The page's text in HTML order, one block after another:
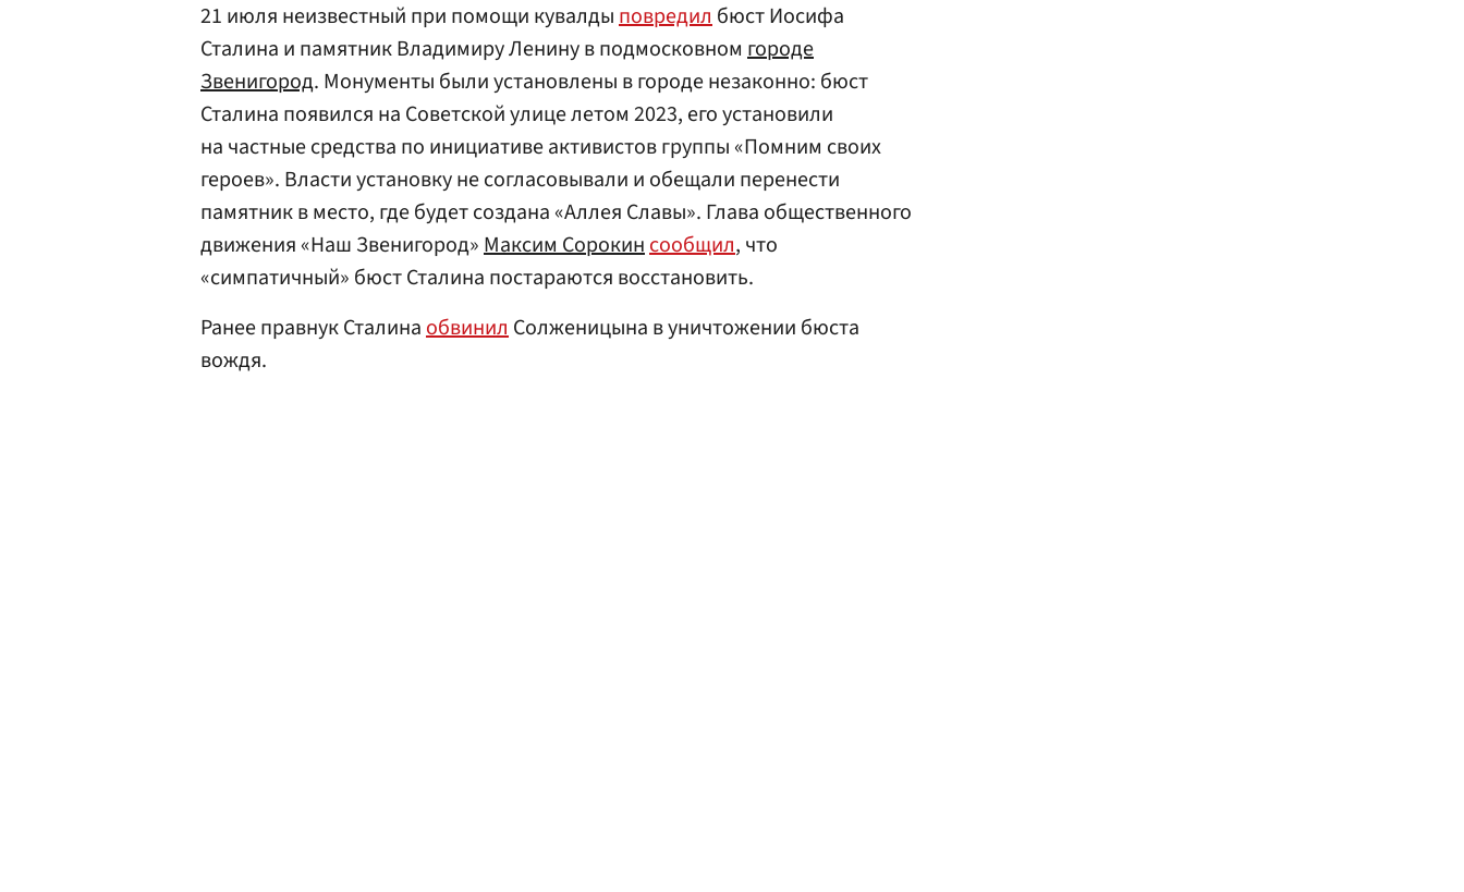
21 июля неизвестный при помощи кувалдыповредилбюст Иосифа
Сталина и памятник Владимиру Ленину в подмосковном городе
Звенигород. Монументы были установлены в городе незаконно: бюст
Сталина появился на Советской улице летом 2023, его установили
на частные средства по инициативе активистов группы «Помним своих
героев». Власти установку не согласовывали и обещали перенести
памятник в место, где будет создана «Аллея Славы». Глава общественного
движения «Наш Звенигород»Максим Сорокинсообщил, что
«симпатичный» бюст Сталина постараются восстановить.
Ранее правнук СталинаобвинилСолженицына в уничтожении бюста
вождя.